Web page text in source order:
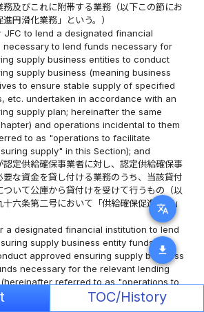
translate
download
及びこれに附帯する業務（以下この節にお
円滑化業務」という。）
JFC to lend a designated financial
necessary to lend funds necessary for
supply business entities to conduct
supply business (meaning business
to ensure stable supply of specified
etc. undertaken in accordance with an
supply plan; hereinafter the same
and operations incidental to them
to as "operations to facilitate
supply" in this Section); and
認定供給確保事業者に対し、認定供給確保事
要な資金を貸し付ける業務のうち、当該貸付
ついて公庫から貸付けを受けて行うもの（以
六条第二号において「供給確保促進業務」
a designated financial institution to lend
supply business entity funds
approved ensuring supply business
necessary for the relevant lending
referred to as "operations to
supply" in this Chapter and Article 96,
TOC/History